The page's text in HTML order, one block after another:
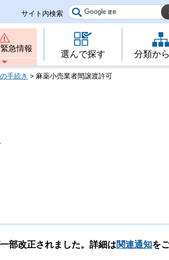
サイト内検索
急情報
選んで探す 分類か
手続き > 麻薬小売業者間譲渡許可
部改正されました。詳細は関連通知を